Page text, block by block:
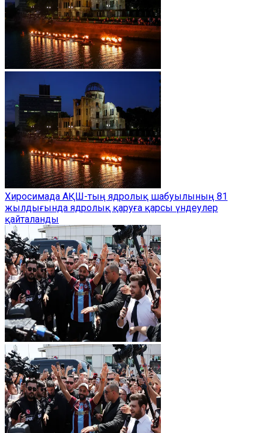
Хиросимада АҚШ-тың ядролық шабуылының 81
жылдығында ядролық қаруға қарсы үндеулер
қайталанды